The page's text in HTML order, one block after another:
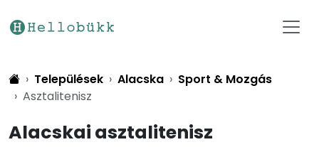
Települések Alacska
Sport & Mozgás
Asztalitenisz
Alacskai asztalitenisz